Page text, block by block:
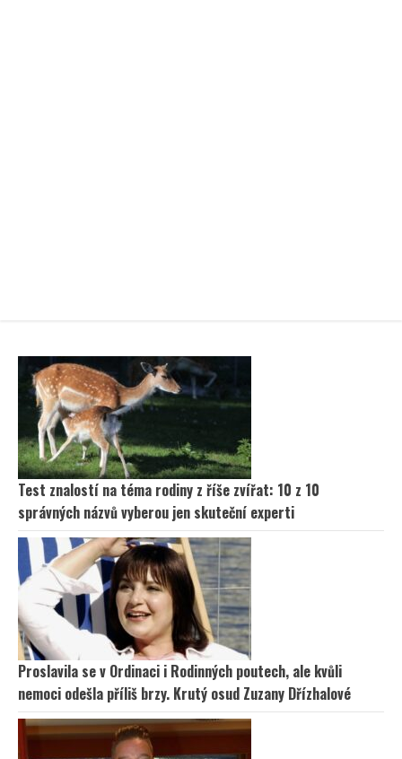
Test znalostí na téma rodiny z říše zvířat: 10 z 10
správných názvů vyberou jen skuteční experti
Proslavila se v Ordinaci i Rodinných poutech, ale kvůli
nemoci odešla příliš brzy. Krutý osud Zuzany Dřízhalové